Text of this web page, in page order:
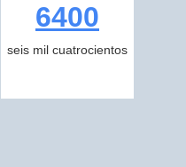
6400
seis mil cuatrocientos